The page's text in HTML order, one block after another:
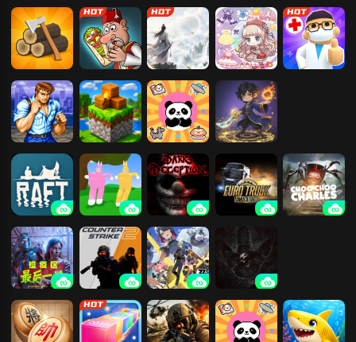
机甲战斗兽 炮弹人向前冲 僵尸危机 机甲合金对决
部落崛起 沙威玛大王 我的修仙人生 少女时尚换装
恐龙快打
我的世界：方
块建造
菜狗防守大战
强
木筏求生 超级兔子人 黑暗欺骗
欧洲卡车模拟
2
检疫区：最后
一站
CS2 绝区零 恐龙岛